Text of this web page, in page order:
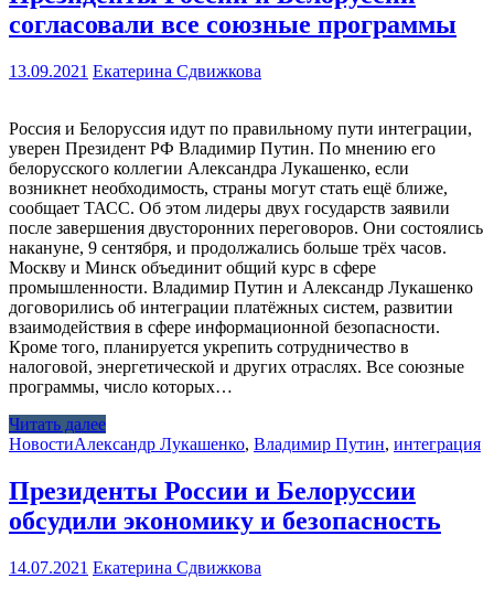
согласовали все союзные программы
13.09.2021 Екатерина Сдвижкова
Россия и Белоруссия идут по правильному пути интеграции,
уверен Президент РФ Владимир Путин. По мнению его
белорусского коллегии Александра Лукашенко, если
возникнет необходимость, страны могут стать ещё ближе,
сообщает ТАСС. Об этом лидеры двух государств заявили
после завершения двусторонних переговоров. Они состоялись
накануне, 9 сентября, и продолжались больше трёх часов.
Москву и Минск объединит общий курс в сфере
промышленности. Владимир Путин и Александр Лукашенко
договорились об интеграции платёжных систем, развитии
взаимодействия в сфере информационной безопасности.
Кроме того, планируется укрепить сотрудничество в
налоговой, энергетической и других отраслях. Все союзные
программы, число которых…
Читать далее
НовостиАлександр Лукашенко, Владимир Путин, интеграция
Президенты России и Белоруссии
обсудили экономику и безопасность
14.07.2021 Екатерина Сдвижкова